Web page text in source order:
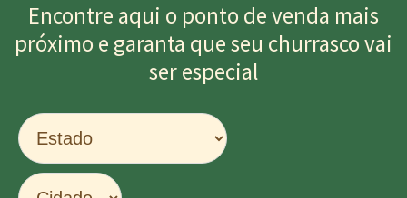
Encontre aqui o ponto de venda mais
próximo e garanta que seu churrasco vai
ser especial